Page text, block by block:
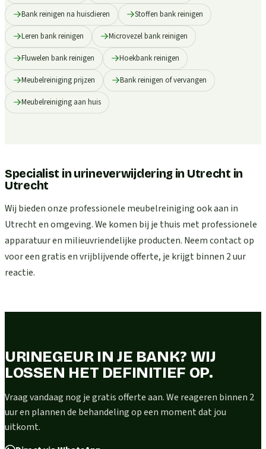
Bank reinigen na huisdieren Stoffen bank reinigen
Leren bank reinigen Microvezel bank reinigen
Fluwelen bank reinigen Hoekbank reinigen
Meubelreiniging prijzen Bank reinigen of vervangen
Meubelreiniging aan huis
Specialist in urineverwijdering in Utrecht in
Utrecht
Wij bieden onze professionele meubelreiniging ook aan in
Utrecht en omgeving. We komen bij je thuis met professionele
apparatuur en milieuvriendelijke producten. Neem contact op
voor een gratis en vrijblijvende offerte, je krijgt binnen 2 uur
reactie.
URINEGEUR IN JE BANK? WIJ
LOSSEN HET DEFINITIEF OP.
Vraag vandaag nog je gratis offerte aan. We reageren binnen 2
uur en plannen de behandeling op een moment dat jou
uitkomt.